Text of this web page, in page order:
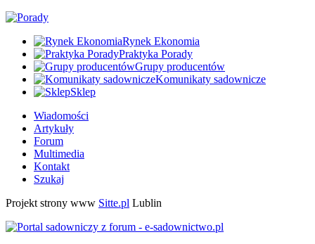
Rynek Ekonomia
Praktyka Porady
Grupy producentów
Komunikaty sadownicze
Sklep
Wiadomości
Artykuły
Forum
Multimedia
Kontakt
Szukaj
Projekt strony www Sitte.pl Lublin